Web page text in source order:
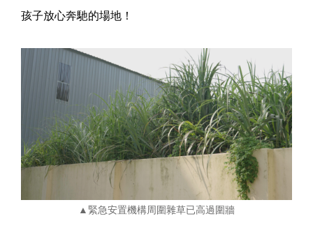
孩子放心奔馳的場地！
▲緊急安置機構周圍雜草已高過圍牆